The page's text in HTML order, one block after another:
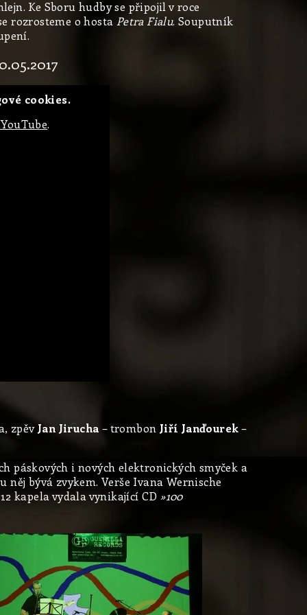
Ke Sboru hudby se připojil v roce
rozrosteme o hosta Petra Fialu. Souputník
cookies.
.
zpěv Jan Jirucha – trombon Jiří Janďourek–
páskových i nových elektronických smyček a
něj bývá zvykem. Verše Ivana Wernische
kapela vydala vynikající CD »100